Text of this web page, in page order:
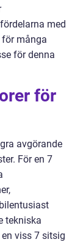
med
många
för denna
för
avgörande
För en 7
tekniska
viss 7 sitsig